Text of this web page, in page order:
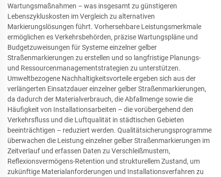
Wartungsmaßnahmen – was insgesamt zu günstigeren
Lebenszykluskosten im Vergleich zu alternativen
Markierungslösungen führt. Vorhersehbare Leistungsmerkmale
ermöglichen es Verkehrsbehörden, präzise Wartungspläne und
Budgetzuweisungen für Systeme einzelner gelber
Straßenmarkierungen zu erstellen und so langfristige Planungs-
und Ressourcenmanagementstrategien zu unterstützen.
Umweltbezogene Nachhaltigkeitsvorteile ergeben sich aus der
verlängerten Einsatzdauer einzelner gelber Straßenmarkierungen,
da dadurch der Materialverbrauch, die Abfallmenge sowie die
Häufigkeit von Installationsarbeiten – die vorübergehend den
Verkehrsfluss und die Luftqualität in städtischen Gebieten
beeinträchtigen – reduziert werden. Qualitätsicherungsprogramme
überwachen die Leistung einzelner gelber Straßenmarkierungen im
Zeitverlauf und erfassen Daten zu Verschleißmustern,
Reflexionsvermögens-Retention und strukturellem Zustand, um
zukünftige Materialanforderungen und Installationsverfahren zu